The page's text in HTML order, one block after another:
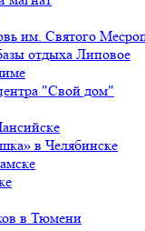
им. Святого
отдыха Липовое
"Свой дом"
в Челябинске
в Тюмени